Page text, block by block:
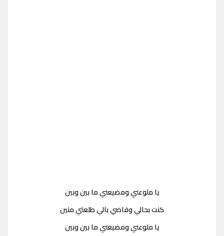
يا ملوعني ومضيعني ما بين وبين
كنت بحالي وفاضي بالي طلعتي منين
يا ملوعني ومضيعني ما بين وبين